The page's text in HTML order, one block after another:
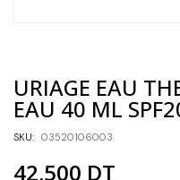
URIAGE EAU
EAU 40 ML
SKU: 03520106003
42.500 DT